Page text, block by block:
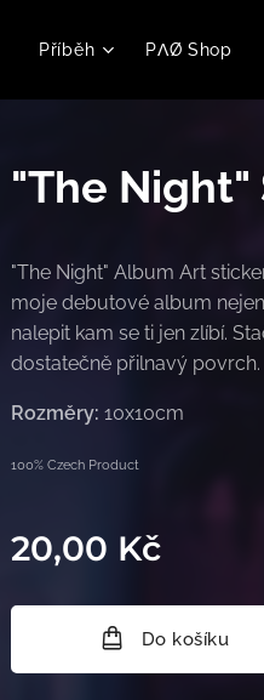
Příběh PΛØ Shop
"The Night"
"The Night" Album Art
moje debutové album
nalepit kam se ti jen zlíbí.
dostatečně přilnavý povrch.
Rozměry: 10x10cm
100% Czech Product
20,00 Kč
Do košíku